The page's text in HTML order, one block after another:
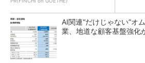
AI関連“だけじゃない”オ
業、地道な顧客基盤強化